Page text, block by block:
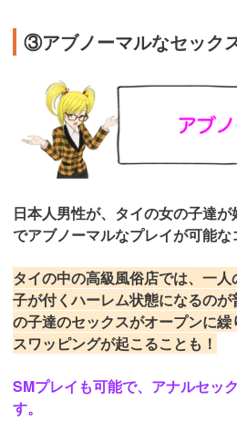
③アブノーマルなセック
日本人男性が、タイの女の子達
でアブノーマルなプレイが可能な
タイの中の高級風俗店では、一
子が付くハーレム状態になるの
の子達のセックスがオープンに繰
スワッピングが起こることも！
SMプレイも可能で、アナルセッ
す。